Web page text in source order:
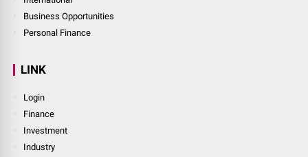
Business Opportunities
Personal Finance
LINK
Login
Finance
Investment
Industry